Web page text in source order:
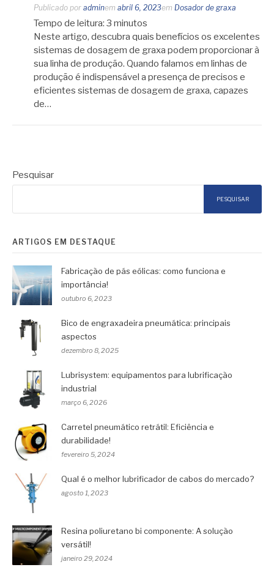
Publicado por adminem abril 6, 2023em Dosador de graxa
Tempo de leitura: 3 minutos
Neste artigo, descubra quais benefícios os excelentes
sistemas de dosagem de graxa podem proporcionar à
sua linha de produção. Quando falamos em linhas de
produção é indispensável a presença de precisos e
eficientes sistemas de dosagem de graxa, capazes
de…
Pesquisar
PESQUISAR
ARTIGOS EM DESTAQUE
Fabricação de pás eólicas: como funciona e
importância!
outubro 6, 2023
Bico de engraxadeira pneumática: principais
aspectos
dezembro 8, 2025
Lubrisystem: equipamentos para lubrificação
industrial
março 6, 2026
Carretel pneumático retrátil: Eficiência e
durabilidade!
fevereiro 5, 2024
Qual é o melhor lubrificador de cabos do mercado?
agosto 1, 2023
Resina poliuretano bi componente: A solução
versátil!
janeiro 29, 2024